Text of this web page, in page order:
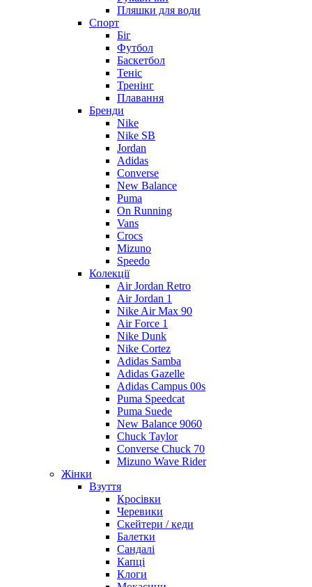
Пляшки для води
Спорт
Біг
Футбол
Баскетбол
Теніс
Тренінг
Плавання
Бренди
Nike
Nike SB
Jordan
Adidas
Converse
New Balance
Puma
On Running
Vans
Crocs
Mizuno
Speedo
Колекції
Air Jordan Retro
Air Jordan 1
Nike Air Max 90
Air Force 1
Nike Dunk
Nike Cortez
Adidas Samba
Adidas Gazelle
Adidas Campus 00s
Puma Speedcat
Puma Suede
New Balance 9060
Chuck Taylor
Converse Chuck 70
Mizuno Wave Rider
Жінки
Взуття
Кросівки
Черевики
Скейтери / кеди
Балетки
Сандалі
Капці
Клоги